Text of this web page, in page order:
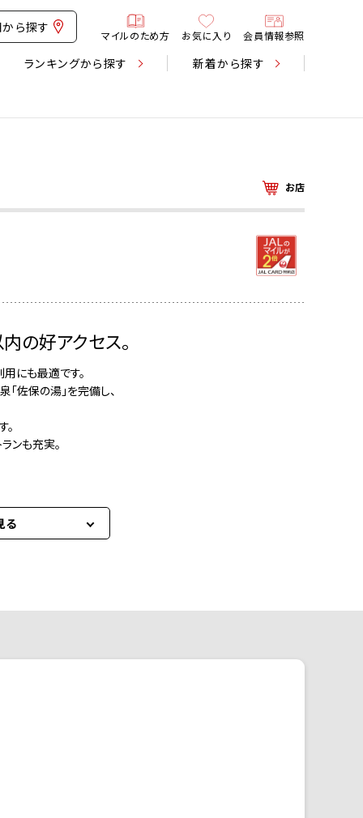
ら探す
マイルのため方 お気に入り 会員情報参照
ランキングから探す 新着から探す
お店
の好アクセス。
にも最適です。
佐保の湯」を完備し、
ンも充実。
る